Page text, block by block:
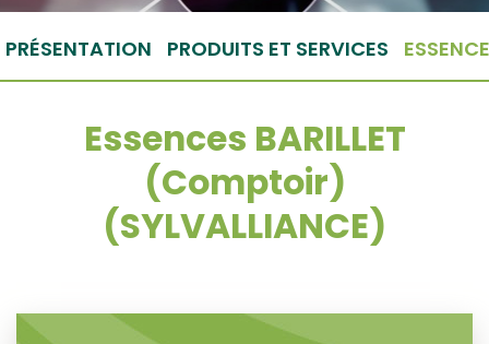
PRÉSENTATION PRODUITS ET SERVICES
Essences BARILLET
(Comptoir)
(SYLVALLIANCE)